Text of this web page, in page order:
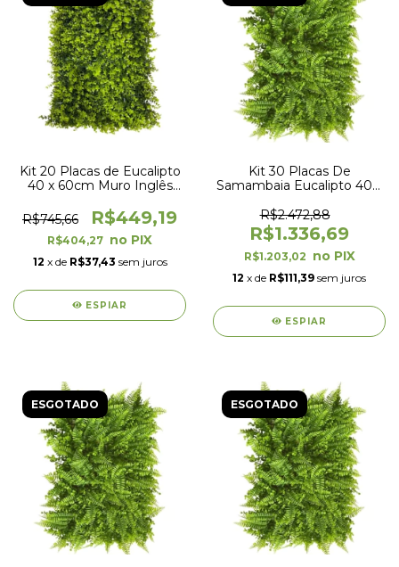
Kit 20 Placas de Eucalipto
40 x 60cm Muro Inglês
R$745,66
R$449,19
R$404,27
12 x de R$37,43 sem juros
ESPIAR
Kit 30 Placas De
Samambaia Eucalipto 40 x
Vertical
R$2.472,88
R$1.336,69
R$1.203,02
12 x de R$111,39 sem juros
ESPIAR
ESGOTADO ESGOTADO